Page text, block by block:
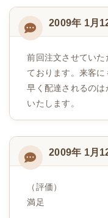
2009年 1月
前回注文させてい
ております。来客
早く配達されるの
いたします。
2009年 1月
（評価）
満足